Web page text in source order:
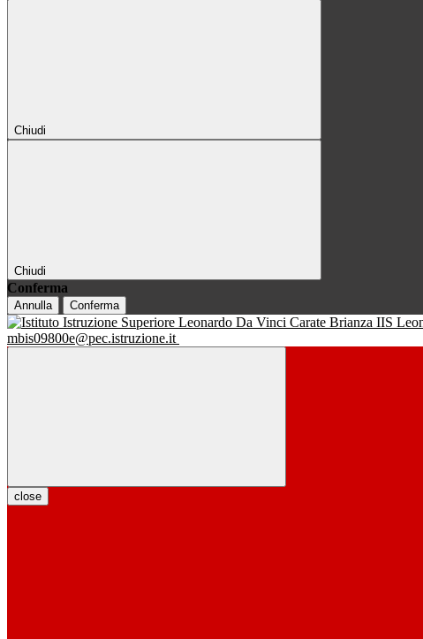
Chiudi
Chiudi
Conferma
Annulla Conferma
IIS
mbis09800e@pec.istruzione.it
close